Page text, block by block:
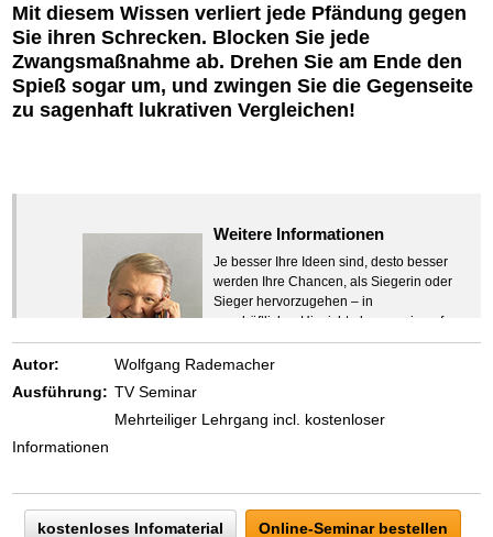
Mit diesem Wissen verliert jede Pfändung gegen
Sie ihren Schrecken. Blocken Sie jede
Zwangsmaßnahme ab. Drehen Sie am Ende den
Spieß sogar um, und zwingen Sie die Gegenseite
zu sagenhaft lukrativen Vergleichen!
Weitere Informationen
Je besser Ihre Ideen sind, desto besser
werden Ihre Chancen, als Siegerin oder
Sieger hervorzugehen – in
geschäftlicher Hinsicht ebenso wie auf
beruflichem oder privatem Gebiet. Denn
eins ist todsicher:
Autor:
Wolfgang Rademacher
Ausführung: TV Seminar
Mehrteiliger Lehrgang incl. kostenloser
Informationen
kostenloses Infomaterial Online-Seminar bestellen